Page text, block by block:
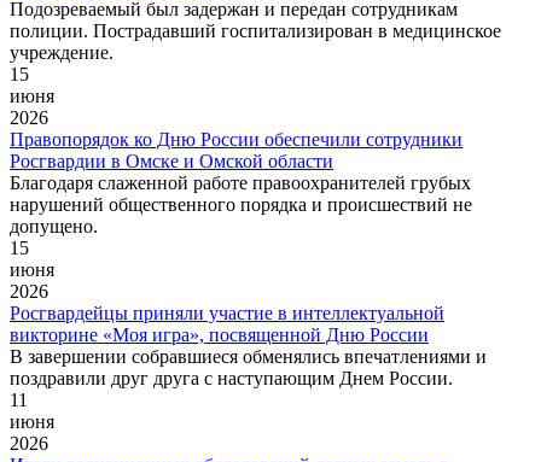
Подозреваемый был задержан и передан сотрудникам
полиции. Пострадавший госпитализирован в медицинское
учреждение.
15
июня
2026
Правопорядок ко Дню России обеспечили сотрудники
Росгвардии в Омске и Омской области
Благодаря слаженной работе правоохранителей грубых
нарушений общественного порядка и происшествий не
допущено.
15
июня
2026
Росгвардейцы приняли участие в интеллектуальной
викторине «Моя игра», посвященной Дню России
В завершении собравшиеся обменялись впечатлениями и
поздравили друг друга с наступающим Днем России.
11
июня
2026